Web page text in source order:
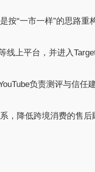
按“一市一样”的思路重
线上平台，并进入
负责测评与信任
，降低跨境消费的售后